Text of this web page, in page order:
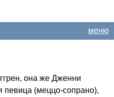
меню
она же Дженни
певица (меццо-сопрано),